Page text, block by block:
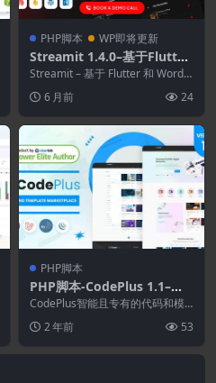
PHP脚本 WP即将更新
Streamit 1.4.0–基于Flutter
的电影.电视剧.视频流媒体应
用.采用WordPress后端
Streamit – 基于 Flutter 和 WordP
6 月前 24
PHP脚本
PHP脚本-CodePlus 1.1–代
码和模板市场
CodePlus智能且专有的代码和模
板销售市场，具有巨大的自动化功
能，包括自动付...
2 年前 53